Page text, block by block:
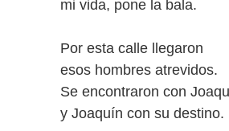
mi vida, pone la bala.
Por esta calle llegaron
esos hombres atrevidos.
Se encontraron con
y Joaquín con su destino.